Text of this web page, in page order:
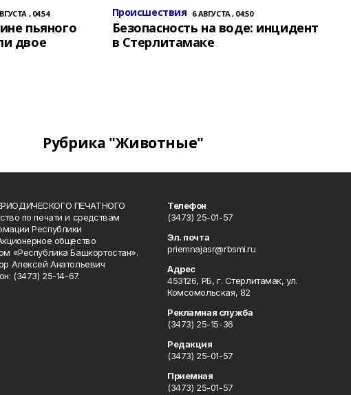
, 04:54
пьяного
двое
Происшествия 6 АВГУСТА , 04:50
Безопасность на воде: инцидент
в Стерлитамаке
Рубрика "Животные"
ПЕЧАТНОГО
по печати и средствам
Республики
общество
«Республика Башкортостан».
Алексей Анатольевич
(3473) 25-14-67.
Телефон
(3473) 25-01-57
Эл. почта
priemnajasr@rbsmi.ru
Адрес
453126, РБ, г. Стерлитамак, ул.
Комсомольская, 82
Рекламная служба
(3473) 25-15-36
Редакция
(3473) 25-01-57
Приемная
(3473) 25-01-57